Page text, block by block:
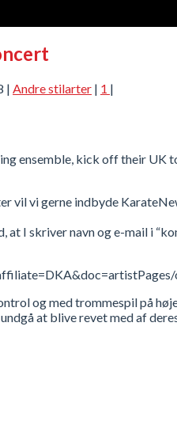
| Andre stilarter | 1 |
ensemble, kick off their UK
vil vi gerne indbyde
I skriver navn og e-mail i
og med trommespil på
at blive revet med af